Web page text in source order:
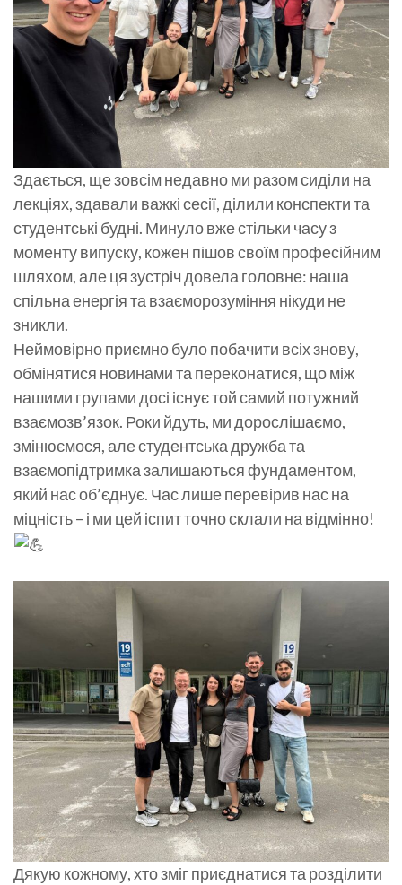
​Здається, ще зовсім недавно ми разом сиділи на
лекціях, здавали важкі сесії, ділили конспекти та
студентські будні. Минуло вже стільки часу з
моменту випуску, кожен пішов своїм професійним
шляхом, але ця зустріч довела головне: наша
спільна енергія та взаєморозуміння нікуди не
зникли.
​Неймовірно приємно було побачити всіх знову,
обмінятися новинами та переконатися, що між
нашими групами досі існує той самий потужний
взаємозв’язок. Роки йдуть, ми дорослішаємо,
змінюємося, але студентська дружба та
взаємопідтримка залишаються фундаментом,
який нас об’єднує. Час лише перевірив нас на
міцність – і ми цей іспит точно склали на відмінно!
​Дякую кожному, хто зміг приєднатися та розділити